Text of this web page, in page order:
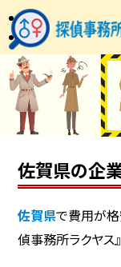
佐賀県の企
佐賀県で費用が
偵事務所ラクヤス